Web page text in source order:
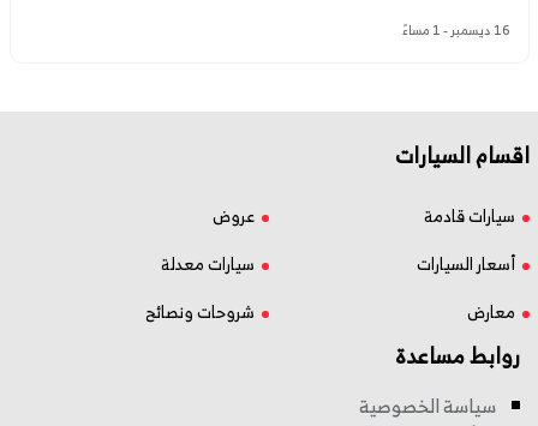
16 ديسمبر - 1 مساءً
اقسام السيارات
سيارات قادمة
عروض
أسعار السيارات
سيارات معدلة
معارض
شروحات ونصائح
روابط مساعدة
سياسة الخصوصية